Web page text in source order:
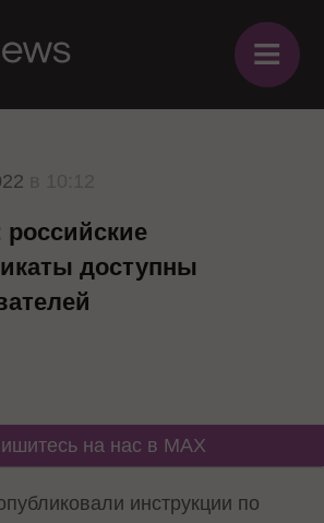
≡
доступны
на нас в MAX
инструкции по